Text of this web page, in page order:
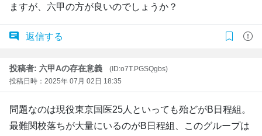
ますが、六甲の方が良いのでしょうか？
返信する
投稿者: 六甲Aの存在意義
(ID:o7T.PGSQgbs)
投稿日時：2025年 07月 02日 18:35
問題なのは現役東京国医25人といっても殆どがB日程組。
最難関校落ちが大量にいるのがB日程組、このグループは